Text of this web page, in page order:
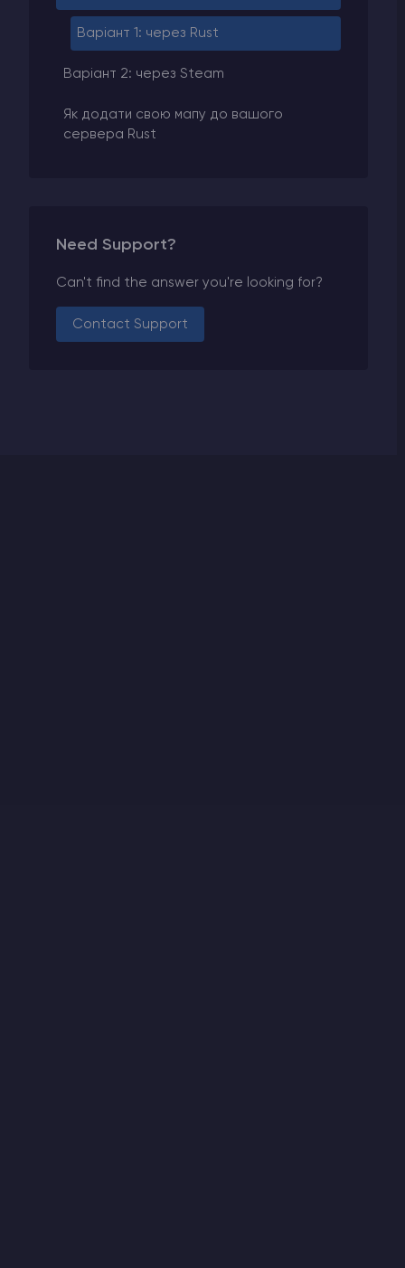
Варіант 1: через Rust
Варіант 2: через Steam
Як додати cвою мапу до вашого
сервера Rust
Need Support?
Can't find the answer you're looking for?
Contact Support